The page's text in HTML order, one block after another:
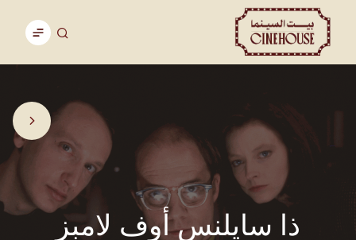
ذا سايلنس أوف لامبز